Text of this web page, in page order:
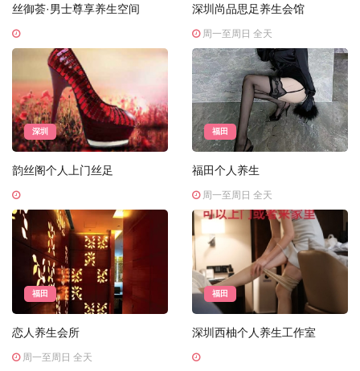
丝御荟·男士尊享养生空间 深圳尚品思足养生会馆
周一至周日 全天
深圳
韵丝阁个人上门丝足
福田
福田个人养生
周一至周日 全天
福田
恋人养生会所
周一至周日 全天
福田
深圳西柚个人养生工作室